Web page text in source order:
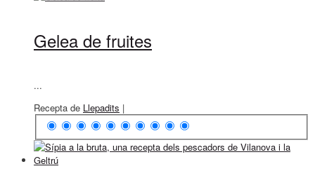
Gelea de fruites
...
Recepta de Llepadits |